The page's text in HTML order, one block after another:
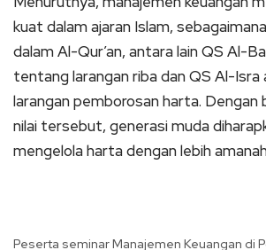
kuat dalam ajaran Islam,
dalam Al-Qur’an, antara lain QS Al-
tentang larangan riba dan QS Al-
larangan pemborosan harta. Dengan
nilai tersebut, generasi muda
mengelola harta dengan lebih
Peserta seminar Manajemen Keuangan di